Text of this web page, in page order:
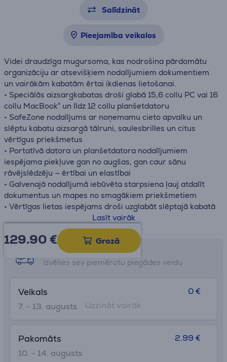
Salīdzināt
Pieejamība veikalos
Videi draudzīga mugursoma, kas nodrošina pārdomātu
organizāciju ar atsevišķiem nodalījumiem dokumentiem
un vairākām kabatām ērtai ikdienas lietošanai.
• Speciālās aizsargkabatas droši glabā 15,6 collu PC vai 16
collu MacBook® un līdz 12 collu planšetdatoru
• SafeZone nodalījums ar noņemamu cieto apvalku un
slēptu kabatu aizsargā tālruni, saulesbrilles un citus
vērtīgus priekšmetus
• Portatīvā datora un planšetdatora nodalījumiem
iespējama piekļuve gan no augšas, gan caur sānu
rāvējslēdzēju — ērtībai un elastībai
• Galvenajā nodalījumā iebūvēta starpsiena ļauj atdalīt
dokumentus un mapes no smagākiem priekšmetiem
• Vērtīgas lietas iespējams droši uzglabāt slēptajā kabatā
muguras paneļa daļā vai pārskatāmās iekšējās kabatās
• Ārēji pieejama kabata ļauj turēt portatīvo barošanas
avotu atsevišķi un ērti pieejamu uzlādes vajadzībām
• Integrēts roktura tunelis ļauj mugursomu droši
piestiprināt pie čemodāna roktura ērtākai ceļošanai
turēt pa rokai
• Elpojošas EVA plecu siksnas ar sietiņpārklājumu un
• Izgatavota no GRS sertificēta 100% pārstrādāta 1680D
poliestera ar augstas kvalitātes YKK rāvējslēdzējiem
Lasīt vairāk
129.90€ Grozā
Saņemšanas iespējas
Izvēlies sev piemērotu piegādes veidu
Veikals
7. - 13. augusts
0 €
Uzzināt vairāk
Pakomāts
10. - 14. augusts
2.99 €